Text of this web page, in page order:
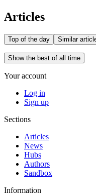
Articles
Top of the day Similar
Show the best of all time
Your account
Log in
Sign up
Sections
Articles
News
Hubs
Authors
Sandbox
Information